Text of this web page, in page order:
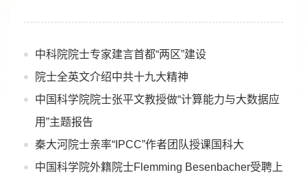
中科院院士专家建言首都“两区”建设
院士全英文介绍中共十九大精神
中国科学院院士张平文教授做“计算能力与大数据应
用”主题报告
秦大河院士亲率“IPCC”作者团队授课国科大
中国科学院外籍院士Flemming Besenbacher受聘上